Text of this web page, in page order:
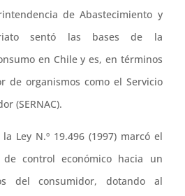
de Abastecimiento y
sentó las bases de la
en Chile y es, en términos
de organismos como el Servicio
(SERNAC).
Ley N.º 19.496 (1997) marcó el
control económico hacia un
del consumidor, dotando al